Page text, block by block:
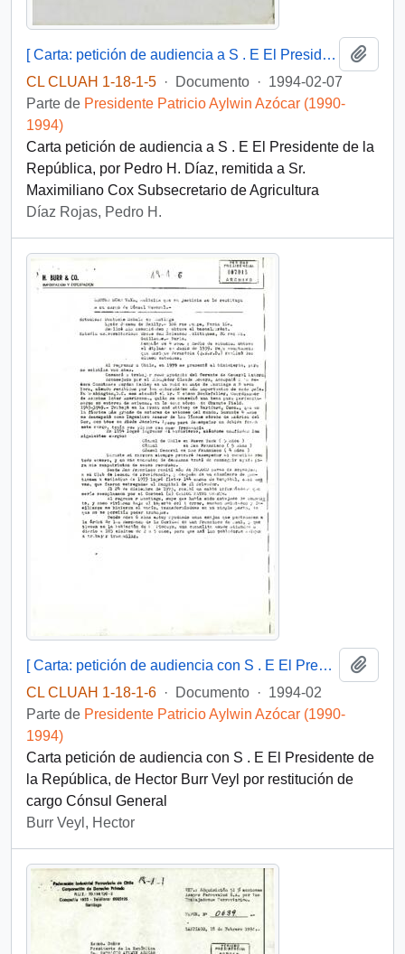
[ Carta: petición de audiencia a S . E El Presidente de la República, de Pedro H. Díaz ]
CL CLUAH 1-18-1-5 · Documento · 1994-02-07
Parte de Presidente Patricio Aylwin Azócar (1990-
1994)
Carta petición de audiencia a S . E El Presidente de la
República, por Pedro H. Díaz, remitida a Sr.
Maximiliano Cox Subsecretario de Agricultura
Díaz Rojas, Pedro H.
[ Carta: petición de audiencia con S . E El Presidente de la República, de Hector Burr Veyl por restitución de cargo ]
CL CLUAH 1-18-1-6 · Documento · 1994-02
Parte de Presidente Patricio Aylwin Azócar (1990-
1994)
Carta petición de audiencia con S . E El Presidente de
la República, de Hector Burr Veyl por restitución de
cargo Cónsul General
Burr Veyl, Hector